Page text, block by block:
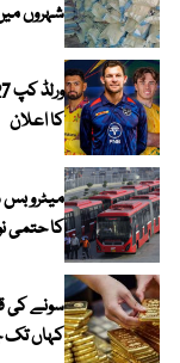
شہروں میں 20 کلو تھیلا 100 روپے
کا اعلان
کا حتمی
سونے کی
کہاں تک